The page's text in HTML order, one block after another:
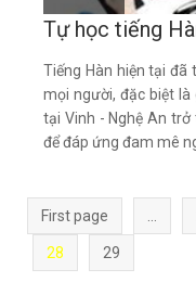
Tự học tiếng
Tiếng Hàn hiện tại
mọi người, đặc biệt là
tại Vinh - Nghệ An
để đáp ứng đam mê
First page
28 29